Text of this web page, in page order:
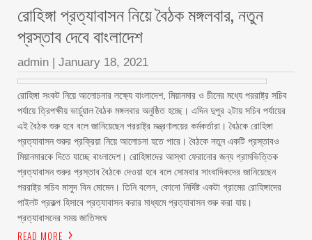
রোহিঙ্গা প্রত্যাবাসন নিয়ে বৈঠক মঙ্গলবার, নতুন
প্রস্তাব দেবে বাংলাদেশ
admin | January 18, 2021
রোহিঙ্গা সংকট নিয়ে আলোচনার লক্ষ্যে বাংলাদেশ, মিয়ানমার ও চীনের মধ্যে পররাষ্ট্র সচিব
পর্যায়ে ত্রিপক্ষীয় ভার্চুয়াল বৈঠক মঙ্গলবার অনুষ্ঠিত হচ্ছে। এদিন দুপুর ২টায় সচিব পর্যায়ের
এই বৈঠক শুরু হবে বলে জানিয়েছেন পররাষ্ট্র মন্ত্রণালয়ের কর্মকর্তারা। বৈঠকে রোহিঙ্গা
প্রত্যাবাসন শুরুর প্রক্রিয়া নিয়ে আলোচনা হতে পারে। বৈঠকে নতুন একটি প্রস্তাবও
মিয়ানমারকে দিতে যাচ্ছে বাংলাদেশ। রোহিঙ্গাদের আস্থা ফেরানোর জন্য গ্রামভিত্তিক
প্রত্যাবাসন শুরুর প্রস্তাব বৈঠকে দেওয়া হবে বলে সোমবার সাংবাদিকদের জানিয়েছেন
পররাষ্ট্র সচিব মাসুদ বিন মোমেন। তিনি বলেন, কোনো নির্দিষ্ট একটা গ্রামের রোহিঙ্গাদের
পাইলট প্রকল্প হিসাবে প্রত্যাবাসন করার মাধ্যমে প্রত্যাবাসন শুরু করা যায়।
প্রত্যাবাসনের সময় জাতিসংঘ
READ MORE